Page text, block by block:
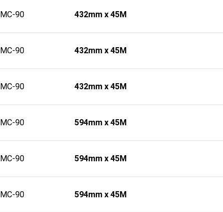
MC-90 432mm x 45M
MC-90 432mm x 45M
MC-90 432mm x 45M
MC-90 594mm x 45M
MC-90 594mm x 45M
MC-90 594mm x 45M